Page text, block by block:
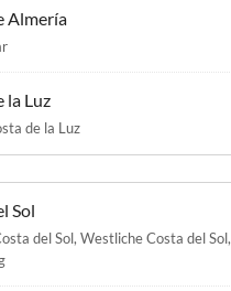
Almería
la Luz
de la Luz
Sol
del Sol, Westliche Costa del Sol,